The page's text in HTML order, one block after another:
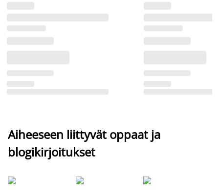
Aiheeseen liittyvät oppaat ja
blogikirjoitukset